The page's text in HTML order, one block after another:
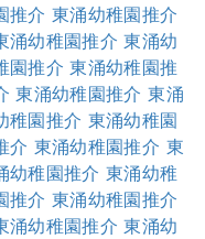
推介 東涌幼稚園推介
涌幼稚園推介 東涌幼
園推介 東涌幼稚園推
東涌幼稚園推介 東涌
稚園推介 東涌幼稚園
介 東涌幼稚園推介 東
幼稚園推介 東涌幼稚
推介 東涌幼稚園推介
涌幼稚園推介 東涌幼